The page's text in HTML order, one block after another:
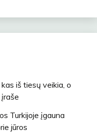
iš tiesų veikia, o
Turkijoje įgauna
jūros